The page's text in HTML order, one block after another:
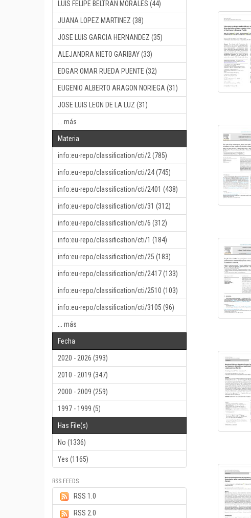
LUIS FELIPE BELTRAN MORALES (44)
JUANA LOPEZ MARTINEZ (38)
JOSE LUIS GARCIA HERNANDEZ (35)
ALEJANDRA NIETO GARIBAY (33)
EDGAR OMAR RUEDA PUENTE (32)
EUGENIO ALBERTO ARAGON NORIEGA (31)
JOSE LUIS LEON DE LA LUZ (31)
... más
Materia
info:eu-repo/classification/cti/2 (785)
info:eu-repo/classification/cti/24 (745)
info:eu-repo/classification/cti/2401 (438)
info:eu-repo/classification/cti/31 (312)
info:eu-repo/classification/cti/6 (312)
info:eu-repo/classification/cti/1 (184)
info:eu-repo/classification/cti/25 (183)
info:eu-repo/classification/cti/2417 (133)
info:eu-repo/classification/cti/2510 (103)
info:eu-repo/classification/cti/3105 (96)
... más
Fecha
2020 - 2026 (393)
2010 - 2019 (347)
2000 - 2009 (259)
1997 - 1999 (5)
Has File(s)
No (1336)
Yes (1165)
RSS FEEDS
RSS 1.0
RSS 2.0